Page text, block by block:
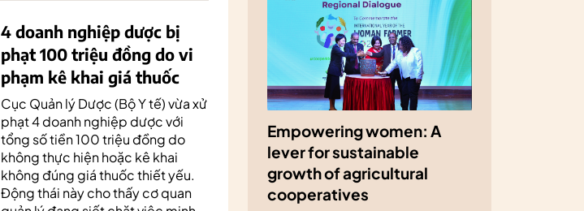
4 doanh nghiệp dược bị
phạt 100 triệu đồng do vi
phạm kê khai giá thuốc
Cục Quản lý Dược (Bộ Y tế) vừa xử
phạt 4 doanh nghiệp dược với
tổng số tiền 100 triệu đồng do
không thực hiện hoặc kê khai
không đúng giá thuốc thiết yếu.
Động thái này cho thấy cơ quan
Empowering women: A
lever for sustainable
growth of agricultural
cooperatives